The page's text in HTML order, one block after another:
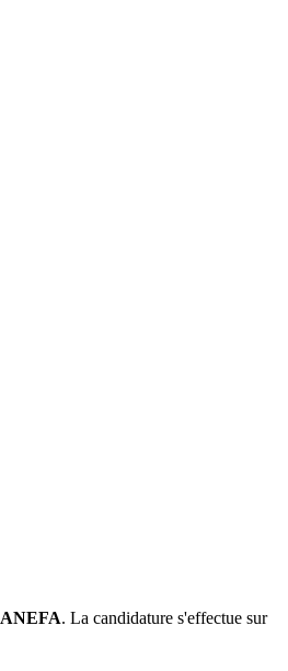
ANEFA. La candidature s'effectue sur